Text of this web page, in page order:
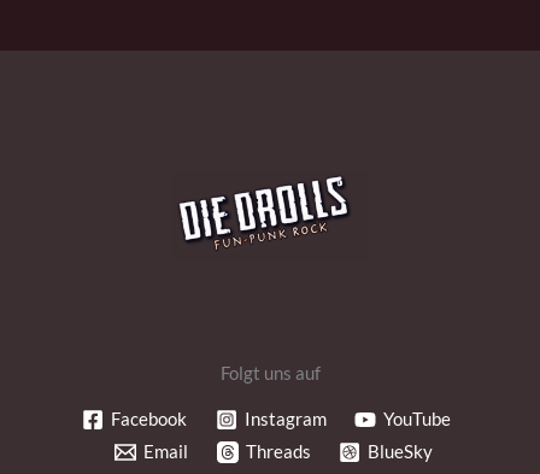
Folgt uns auf
Facebook Instagram
YouTube
Email
Threads BlueSky